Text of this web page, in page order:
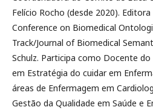
Felício Rocho (desde 2020).
Conference on Biomedical
Track/Journal of Biomedical
Schulz. Participa como Docente do
em Estratégia do cuidar em
áreas de Enfermagem em
Gestão da Qualidade em Saúde e